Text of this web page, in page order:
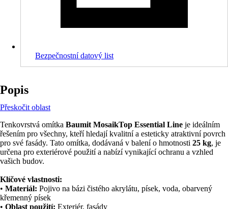
Bezpečnostní datový list
Popis
Přeskočit oblast
Tenkovrstvá omítka Baumit MosaikTop Essential Line je ideálním
řešením pro všechny, kteří hledají kvalitní a esteticky atraktivní povrch
pro své fasády. Tato omítka, dodávaná v balení o hmotnosti 25 kg, je
určena pro exteriérové použití a nabízí vynikající ochranu a vzhled
vašich budov.
Klíčové vlastnosti:
• Materiál: Pojivo na bázi čistého akrylátu, písek, voda, obarvený
křemenný písek
• Oblast použití: Exteriér, fasády